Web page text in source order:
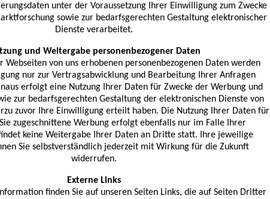
unter der Voraussetzung Ihrer Einwilligung zum Zwecke
sowie zur bedarfsgerechten Gestaltung elektronischer
Dienste verarbeitet.
und Weitergabe personenbezogener Daten
Webseiten von uns erhobenen personenbezogenen Daten werden
nur zur Vertragsabwicklung und Bearbeitung Ihrer Anfragen
erfolgt eine Nutzung Ihrer Daten für Zwecke der Werbung und
zur bedarfsgerechten Gestaltung der elektronischen Dienste von
zuvor Ihre Einwilligung erteilt haben. Die Nutzung Ihrer Daten für
zugeschnittene Werbung erfolgt ebenfalls nur im Falle Ihrer
keine Weitergabe Ihrer Daten an Dritte statt. Ihre jeweilige
Sie selbstverständlich jederzeit mit Wirkung für die Zukunft
widerrufen.
Externe Links
finden Sie auf unseren Seiten Links, die auf Seiten Dritter